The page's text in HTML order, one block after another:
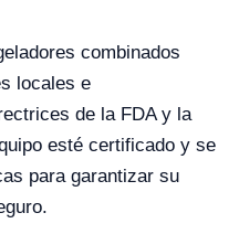
combinados
locales e
de la FDA y la
esté certificado y se
para garantizar su